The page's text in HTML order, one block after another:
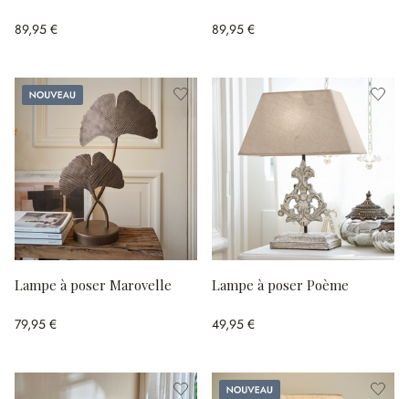
89,95 € 89,95 €
Nouveau
Lampe à poser Marovelle
79,95 €
Lampe à poser Poème
49,95 €
Nouveau